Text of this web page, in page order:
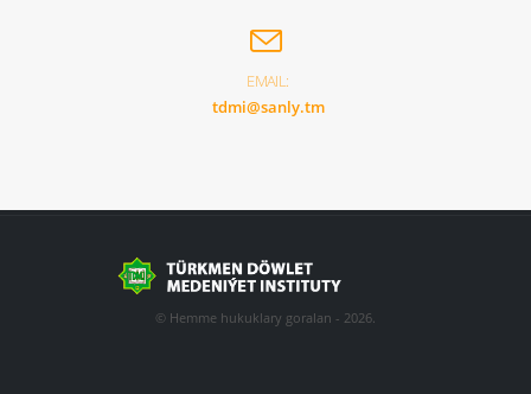
EMAIL:
tdmi@sanly.tm
© Hemme hukuklary goralan - 2026.